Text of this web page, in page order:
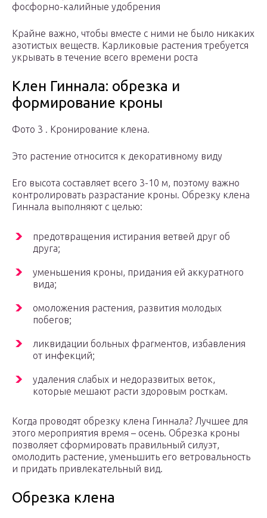
фосфорно-калийные удобрения
Крайне важно, чтобы вместе с ними не было никаких
азотистых веществ. Карликовые растения требуется
укрывать в течение всего времени роста
Клен Гиннала: обрезка и
формирование кроны
Фото 3 . Кронирование клена.
Это растение относится к декоративному виду
Его высота составляет всего 3-10 м, поэтому важно
контролировать разрастание кроны. Обрезку клена
Гиннала выполняют с целью:
предотвращения истирания ветвей друг об
друга;
уменьшения кроны, придания ей аккуратного
вида;
омоложения растения, развития молодых
побегов;
ликвидации больных фрагментов, избавления
от инфекций;
удаления слабых и недоразвитых веток,
которые мешают расти здоровым росткам.
Когда проводят обрезку клена Гиннала? Лучшее для
этого мероприятия время – осень. Обрезка кроны
позволяет сформировать правильный силуэт,
омолодить растение, уменьшить его ветровальность
и придать привлекательный вид.
Обрезка клена